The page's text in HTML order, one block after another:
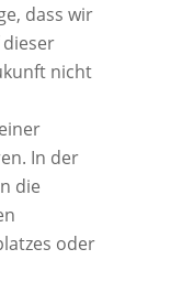
dass wir
nicht
In der
die
oder